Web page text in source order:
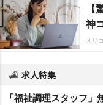
神
オリ
求人特集
「福祉調理スタッフ